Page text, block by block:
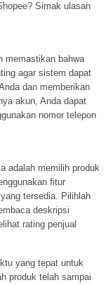
Simak ulasan
memastikan bahwa
agar sistem dapat
dan memberikan
akun, Anda dapat
nomor telepon
adalah memilih produk
fitur
tersedia. Pilihlah
deskripsi
rating penjual
yang tepat untuk
produk telah sampai